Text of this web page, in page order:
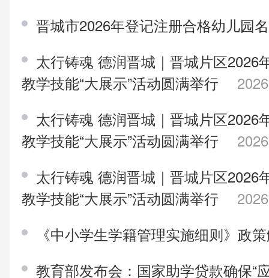
晋城市2026年登记注册合格幼儿园
太行铸魂 德润晋城｜晋城片区2026
教学技能“大展示”活动圆满举行
太行铸魂 德润晋城｜晋城片区2026
教学技能“大展示”活动圆满举行
太行铸魂 德润晋城｜晋城片区2026
教学技能“大展示”活动圆满举行
《中小学生学籍管理实施细则》政
教育部发布会：国家助学贷款确保“